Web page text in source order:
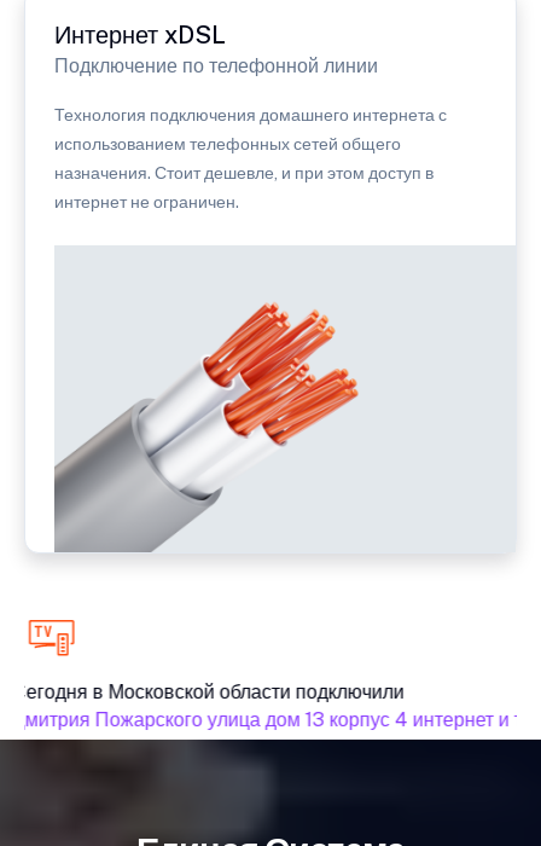
Интернет xDSL
Подключение по телефонной линии
Технология подключения домашнего интернета с
использованием телефонных сетей общего
назначения. Стоит дешевле, и при этом доступ в
интернет не ограничен.
Сегодня в Московской области подключили
Дмитрия Пожарского улица дом 13 корпус 4 интернет и